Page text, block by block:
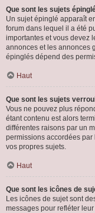
Que sont les sujets
Un sujet épinglé apparaît
forum dans lequel il a été
importantes et vous devez
annonces et les annonces
épinglés dépend des
Haut
Que sont les sujets
Vous ne pouvez plus
étant contenu est alors
différentes raisons par un
permissions accordées par
vos propres sujets.
Haut
Que sont les icônes de
Les icônes de sujet sont
messages pour refléter